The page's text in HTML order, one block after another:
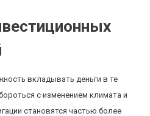
вкладывать деньги в те
с изменением климата и
становятся частью более